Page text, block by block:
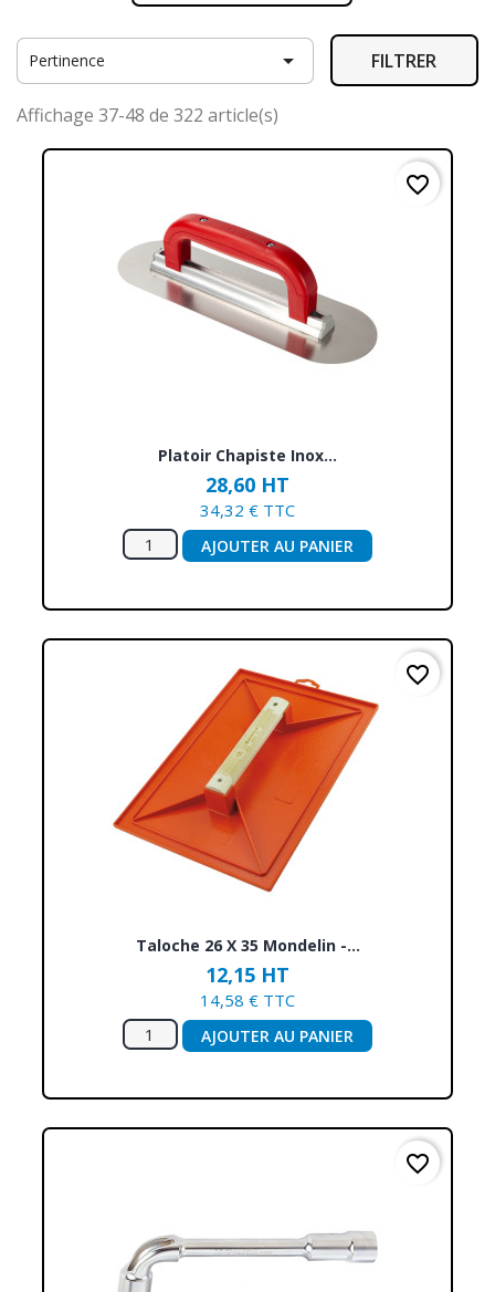
Pertinence  FILTRER
Affichage 37-48 de 322 article(s)
Platoir Chapiste Inox...
28,60 HT
34,32 € TTC
AJOUTER AU PANIER
favorite_border
Taloche 26 X 35 Mondelin -...
12,15 HT
14,58 € TTC
AJOUTER AU PANIER
favorite_border
favorite_border